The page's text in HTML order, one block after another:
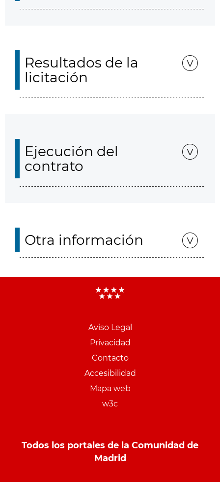
Resultados de la
licitación
Ejecución del
contrato
Otra información
Aviso Legal
Privacidad
Contacto
Accesibilidad
Mapa web
w3c
Todos los portales de la Comunidad de
Madrid